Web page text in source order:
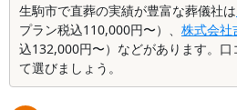
生駒市で直葬の実績が豊富な葬儀社は
プラン税込110,000円〜）、 株式会社
込132,000円〜）などがあります。
て選びましょう。